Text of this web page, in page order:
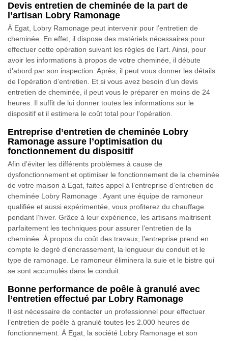
Devis entretien de cheminée de la part de
l’artisan Lobry Ramonage
À Egat, Lobry Ramonage peut intervenir pour l’entretien de
cheminée. En effet, il dispose des matériels nécessaires pour
effectuer cette opération suivant les règles de l’art. Ainsi, pour
avoir les informations à propos de votre cheminée, il débute
d’abord par son inspection. Après, il peut vous donner les détails
de l’opération d’entretien. Et si vous avez besoin d’un devis
entretien de cheminée, il peut vous le préparer en moins de 24
heures. Il suffit de lui donner toutes les informations sur le
dispositif et il estimera le coût total pour l’opération.
Entreprise d’entretien de cheminée Lobry
Ramonage assure l’optimisation du
fonctionnement du dispositif
Afin d’éviter les différents problèmes à cause de
dysfonctionnement et optimiser le fonctionnement de la cheminée
de votre maison à Egat, faites appel à l’entreprise d’entretien de
cheminée Lobry Ramonage . Ayant une équipe de ramoneur
qualifiée et aussi expérimentée, vous profiterez du chauffage
pendant l’hiver. Grâce à leur expérience, les artisans maitrisent
parfaitement les techniques pour assurer l’entretien de la
cheminée. À propos du coût des travaux, l’entreprise prend en
compte le degré d’encrassement, la longueur du conduit et le
type de ramonage. Le ramoneur éliminera la suie et le bistre qui
se sont accumulés dans le conduit.
Bonne performance de poêle à granulé avec
l’entretien effectué par Lobry Ramonage
Il est nécessaire de contacter un professionnel pour effectuer
l’entretien de poêle à granulé toutes les 2.000 heures de
fonctionnement. À Egat, la société Lobry Ramonage et son